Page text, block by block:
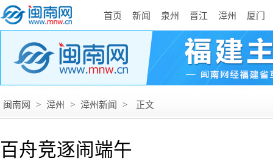
首页 新闻 泉州 晋江 漳州 厦门
闽南网 > 漳州 > 漳州新闻 > 正文
百舟竞逐闹端午